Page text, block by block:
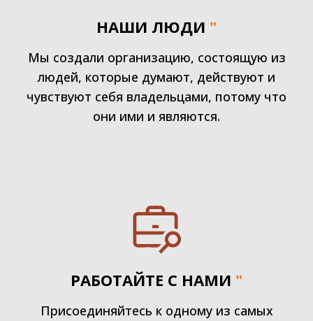
НАШИ ЛЮДИ "
Мы создали организацию, состоящую из
людей, которые думают, действуют и
чувствуют себя владельцами, потому что
они ими и являются.
РАБОТАЙТЕ С НАМИ "
Присоединяйтесь к одному из самых